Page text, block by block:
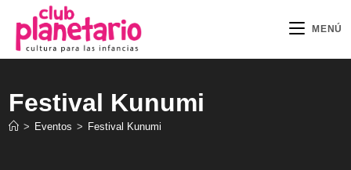
contenido
MENÚ
Festival Kunumi
> Eventos > Festival Kunumi